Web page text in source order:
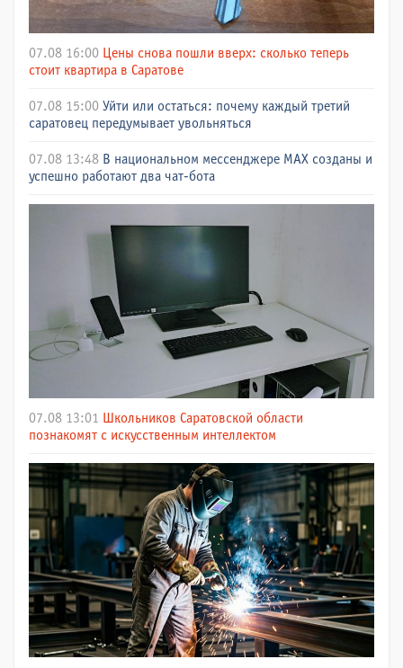
07.08 16:00 Цены снова пошли вверх: сколько теперь
стоит квартира в Саратове
07.08 15:00 Уйти или остаться: почему каждый третий
саратовец передумывает увольняться
07.08 13:48 В национальном мессенджере МАХ созданы и
успешно работают два чат-бота
07.08 13:01
Школьников Саратовской области
познакомят с искусственным интеллектом